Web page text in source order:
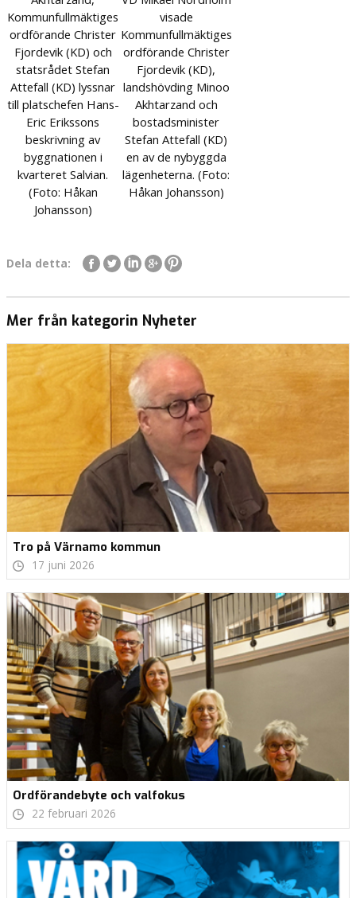
Kommunfullmäktiges
ordförande Christer
Fjordevik (KD) och
statsrådet Stefan
Attefall (KD) lyssnar
till platschefen Hans-
Eric Erikssons
beskrivning av
byggnationen i
kvarteret Salvian.
(Foto: Håkan
Johansson)
visade
Kommunfullmäktiges
ordförande Christer
Fjordevik (KD),
landshövding Minoo
Akhtarzand och
bostadsminister
Stefan Attefall (KD)
en av de nybyggda
lägenheterna. (Foto:
Håkan Johansson)
Dela detta:
Mer från kategorin Nyheter
Tro på Värnamo kommun
17 juni 2026
Ordförandebyte och valfokus
22 februari 2026